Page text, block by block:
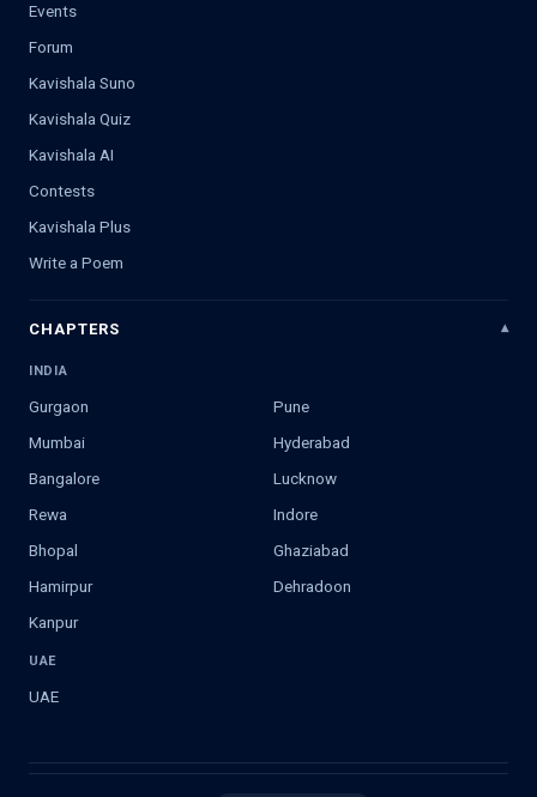
Events
Forum
Kavishala Suno
Kavishala Quiz
Kavishala AI
Contests
Kavishala Plus
Write a Poem
CHAPTERS
INDIA
Gurgaon
Pune
Mumbai
Hyderabad
Bangalore
Lucknow
Rewa
Indore
Bhopal
Ghaziabad
Hamirpur
Dehradoon
Kanpur
UAE
UAE